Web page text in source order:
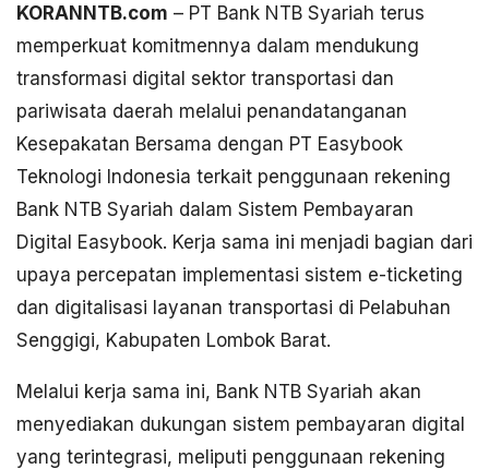
KORANNTB.com – PT Bank NTB Syariah terus
memperkuat komitmennya dalam mendukung
transformasi digital sektor transportasi dan
pariwisata daerah melalui penandatanganan
Kesepakatan Bersama dengan PT Easybook
Teknologi Indonesia terkait penggunaan rekening
Bank NTB Syariah dalam Sistem Pembayaran
Digital Easybook. Kerja sama ini menjadi bagian dari
upaya percepatan implementasi sistem e-ticketing
dan digitalisasi layanan transportasi di Pelabuhan
Senggigi, Kabupaten Lombok Barat.
Melalui kerja sama ini, Bank NTB Syariah akan
menyediakan dukungan sistem pembayaran digital
yang terintegrasi, meliputi penggunaan rekening